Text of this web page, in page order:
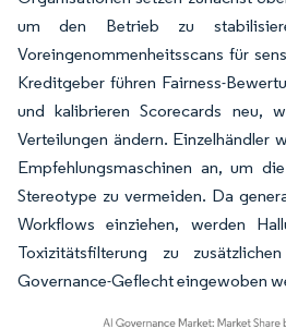
um den Betrieb zu
Voreingenommenheitsscans für
Kreditgeber führen Fairness-
und kalibrieren Scorecards neu,
Verteilungen ändern. Einzelhändler
Empfehlungsmaschinen an, um
Stereotype zu vermeiden. Da
Workflows einziehen, werden
Toxizitätsfilterung zu
Governance-Geflecht eingewoben